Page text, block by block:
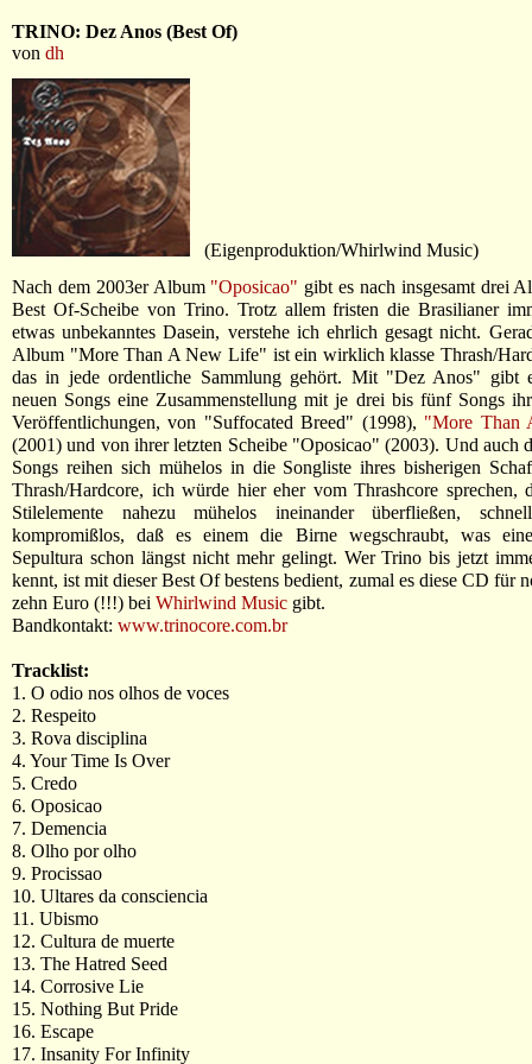
TRINO: Dez Anos (Best Of)
von dh
(Eigenproduktion/Whirlwind Music)
Nach dem 2003er Album "Oposicao" gibt es nach insgesamt drei
Best Of-Scheibe von Trino. Trotz allem fristen die Brasilianer
etwas unbekanntes Dasein, verstehe ich ehrlich gesagt nicht.
Album "More Than A New Life" ist ein wirklich klasse Thrash/
das in jede ordentliche Sammlung gehört. Mit "Dez Anos" gibt
neuen Songs eine Zusammenstellung mit je drei bis fünf Songs
Veröffentlichungen, von "Suffocated Breed" (1998), "More Than
(2001) und von ihrer letzten Scheibe "Oposicao" (2003). Und auch
Songs reihen sich mühelos in die Songliste ihres bisherigen
Thrash/Hardcore, ich würde hier eher vom Thrashcore sprechen,
Stilelemente nahezu mühelos ineinander überfließen,
kompromißlos, daß es einem die Birne wegschraubt, was
Sepultura schon längst nicht mehr gelingt. Wer Trino bis jetzt
kennt, ist mit dieser Best Of bestens bedient, zumal es diese CD für
zehn Euro (!!!) bei Whirlwind Music gibt.
Bandkontakt: www.trinocore.com.br
Tracklist:
1. O odio nos olhos de voces
2. Respeito
3. Rova disciplina
4. Your Time Is Over
5. Credo
6. Oposicao
7. Demencia
8. Olho por olho
9. Procissao
10. Ultares da consciencia
11. Ubismo
12. Cultura de muerte
13. The Hatred Seed
14. Corrosive Lie
15. Nothing But Pride
16. Escape
17. Insanity For Infinity